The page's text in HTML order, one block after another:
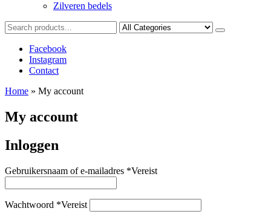
Zilveren bedels
Facebook
Instagram
Contact
Home » My account
My account
Inloggen
Gebruikersnaam of e-mailadres *Vereist
Wachtwoord *Vereist